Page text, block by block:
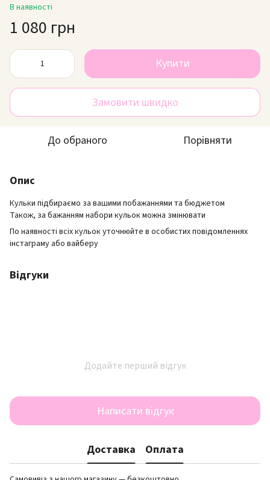
В наявності
1 080 грн
Купити
Замовити швидко
До обраного Порівняти
Опис
Кульки підбираємо за вашими побажаннями та бюджетом
Також, за бажанням набори кульок можна змінювати
По наявності всіх кульок уточнюйте в особистих повідомленнях
інстаграму або вайберу
Відгуки
Додайте перший відгук
Написати відгук
Доставка Оплата